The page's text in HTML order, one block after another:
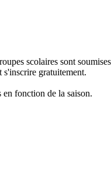
scolaires sont
s'inscrire gratuitement.
en fonction de la saison.